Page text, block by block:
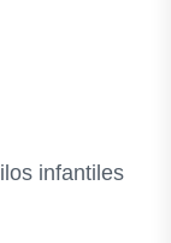
infantiles